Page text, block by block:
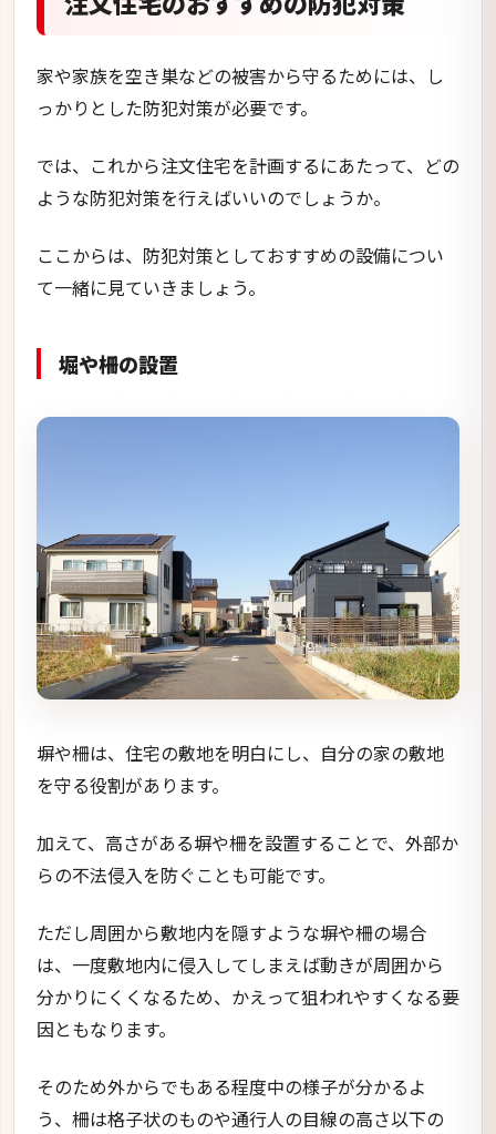
家や家族を空き巣などの被害から守るためには、し
っかりとした防犯対策が必要です。
では、これから注文住宅を計画するにあたって、どの
ような防犯対策を行えばいいのでしょうか。
ここからは、防犯対策としておすすめの設備につい
て一緒に見ていきましょう。
堀や柵の設置
塀や柵は、住宅の敷地を明白にし、自分の家の敷地
を守る役割があります。
加えて、高さがある塀や柵を設置することで、外部か
らの不法侵入を防ぐことも可能です。
ただし周囲から敷地内を隠すような塀や柵の場合
は、一度敷地内に侵入してしまえば動きが周囲から
分かりにくくなるため、かえって狙われやすくなる要
因ともなります。
そのため外からでもある程度中の様子が分かるよ
う、柵は格子状のものや通行人の目線の高さ以下の